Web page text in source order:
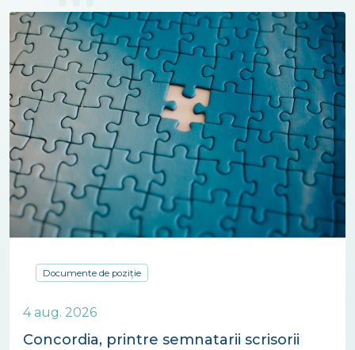
Documente de poziție
4 aug. 2026
Concordia, printre semnatarii scrisorii